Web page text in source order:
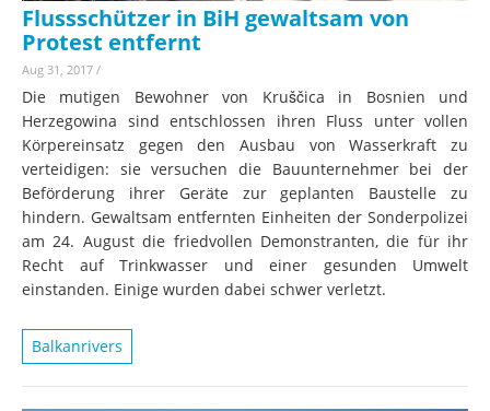
Flussschützer in BiH gewaltsam von
Protest entfernt
Aug 31, 2017 /
Die mutigen Bewohner von Kruščica in Bosnien und
Herzegowina sind entschlossen ihren Fluss unter vollen
Körpereinsatz gegen den Ausbau von Wasserkraft zu
verteidigen: sie versuchen die Bauunternehmer bei der
Beförderung ihrer Geräte zur geplanten Baustelle zu
hindern. Gewaltsam entfernten Einheiten der Sonderpolizei
am 24. August die friedvollen Demonstranten, die für ihr
Recht auf Trinkwasser und einer gesunden Umwelt
einstanden. Einige wurden dabei schwer verletzt.
Balkanrivers